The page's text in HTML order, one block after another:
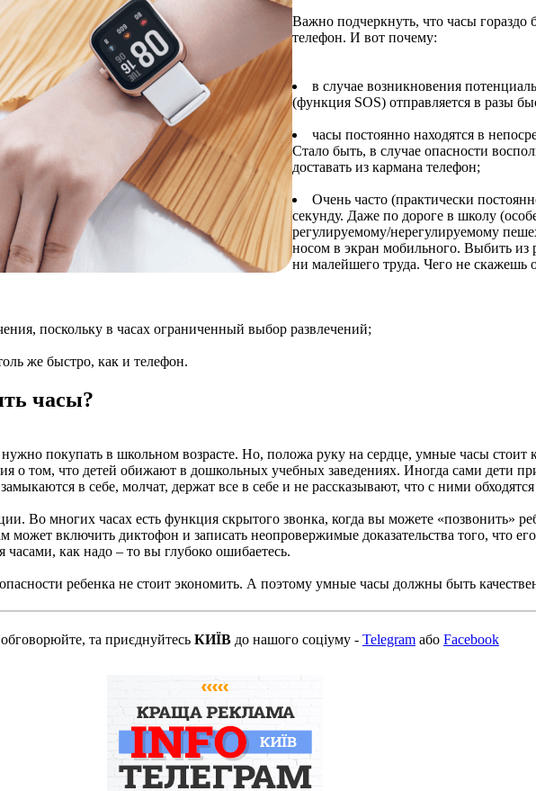
Важно подчеркнуть, что часы гораздо
телефон. И вот почему:
в случае возникновения
(функция SOS) отправляется в разы
часы постоянно находятся в
Стало быть, в случае опасности
доставать из кармана телефон;
Очень часто (практически
секунду. Даже по дороге в школу
регулируемому/нерегулируемому
носом в экран мобильного. Выбить из
ни малейшего труда. Чего не скажешь
поскольку в часах ограниченный выбор развлечений;
же быстро, как и телефон.
часы?
покупать в школьном возрасте. Но, положа руку на сердце, умные часы стоит
о том, что детей обижают в дошкольных учебных заведениях. Иногда сами дети
в себе, молчат, держат все в себе и не рассказывают, что с ними
Во многих часах есть функция скрытого звонка, когда вы можете «позвонить»
может включить диктофон и записать неопровержимые доказательства того, что
часами, как надо – то вы глубоко ошибаетесь.
ребенка не стоит экономить. А поэтому умные часы должны быть
та приєднуйтесь КИЇВ до нашого соціуму - Telegram або Facebook